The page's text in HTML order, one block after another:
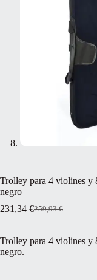
Trolley para 4 violines y
negro
259,93€
El
original
era:
231,34 €El
actual
es:
Trolley para 4 violines y
negro.